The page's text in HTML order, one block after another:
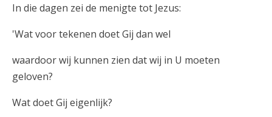
In die dagen zei de menigte tot Jezus:
'Wat voor tekenen doet Gij dan wel
waardoor wij kunnen zien dat wij in U moeten
geloven?
Wat doet Gij eigenlijk?